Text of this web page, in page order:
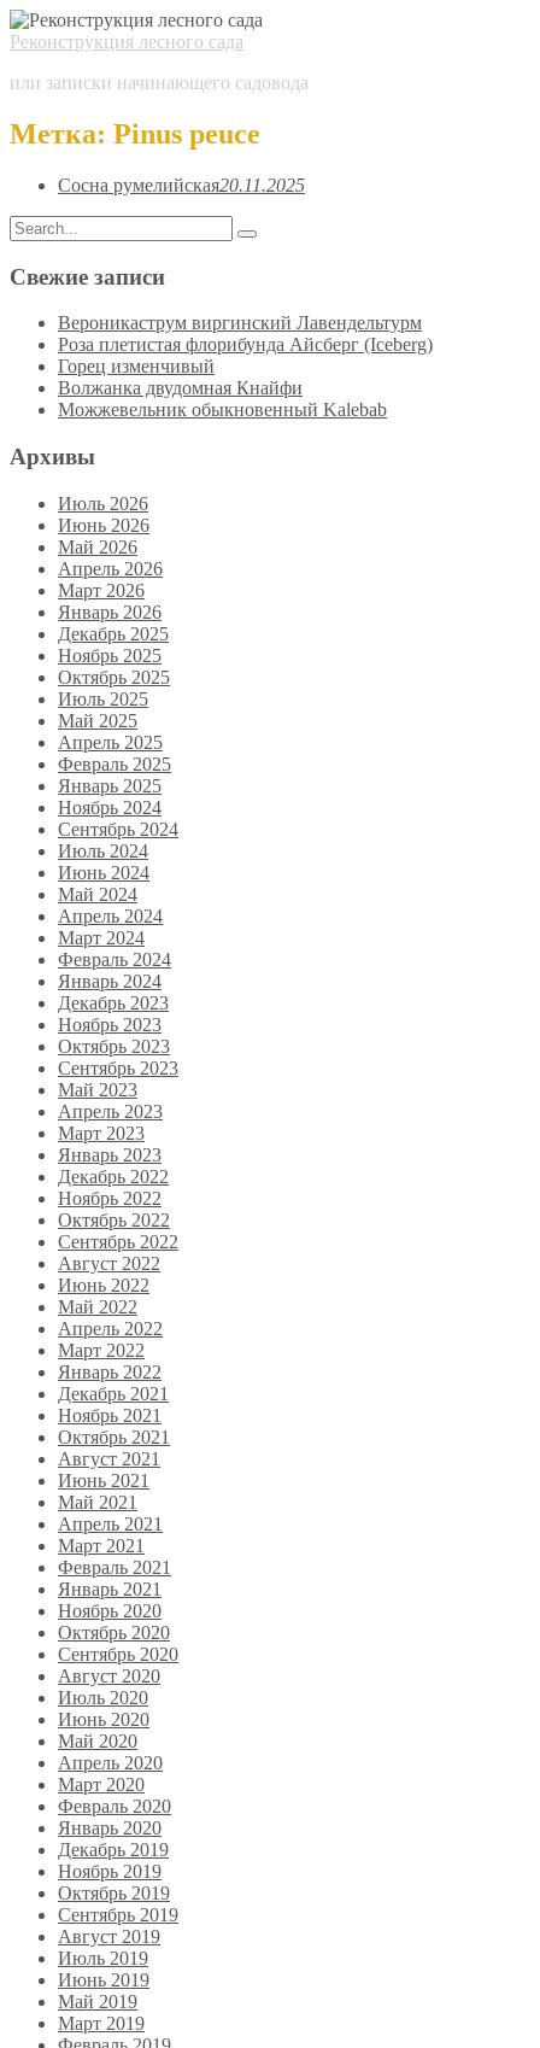
Реконструкция лесного сада
или записки начинающего садовода
Метка: Pinus peuce
Сосна румелийская20.11.2025
Search
for:
Search
Свежие записи
Вероникаструм виргинский Лавендельтурм
Роза плетистая флорибунда Айсберг (Iceberg)
Горец изменчивый
Волжанка двудомная Кнайфи
Можжевельник обыкновенный Kalebab
Архивы
Июль 2026
Июнь 2026
Май 2026
Апрель 2026
Март 2026
Январь 2026
Декабрь 2025
Ноябрь 2025
Октябрь 2025
Июль 2025
Май 2025
Апрель 2025
Февраль 2025
Январь 2025
Ноябрь 2024
Сентябрь 2024
Июль 2024
Июнь 2024
Май 2024
Апрель 2024
Март 2024
Февраль 2024
Январь 2024
Декабрь 2023
Ноябрь 2023
Октябрь 2023
Сентябрь 2023
Май 2023
Апрель 2023
Март 2023
Январь 2023
Декабрь 2022
Ноябрь 2022
Октябрь 2022
Сентябрь 2022
Август 2022
Июнь 2022
Май 2022
Апрель 2022
Март 2022
Январь 2022
Декабрь 2021
Ноябрь 2021
Октябрь 2021
Август 2021
Июнь 2021
Май 2021
Апрель 2021
Март 2021
Февраль 2021
Январь 2021
Ноябрь 2020
Октябрь 2020
Сентябрь 2020
Август 2020
Июль 2020
Июнь 2020
Май 2020
Апрель 2020
Март 2020
Февраль 2020
Январь 2020
Декабрь 2019
Ноябрь 2019
Октябрь 2019
Сентябрь 2019
Август 2019
Июль 2019
Июнь 2019
Май 2019
Март 2019